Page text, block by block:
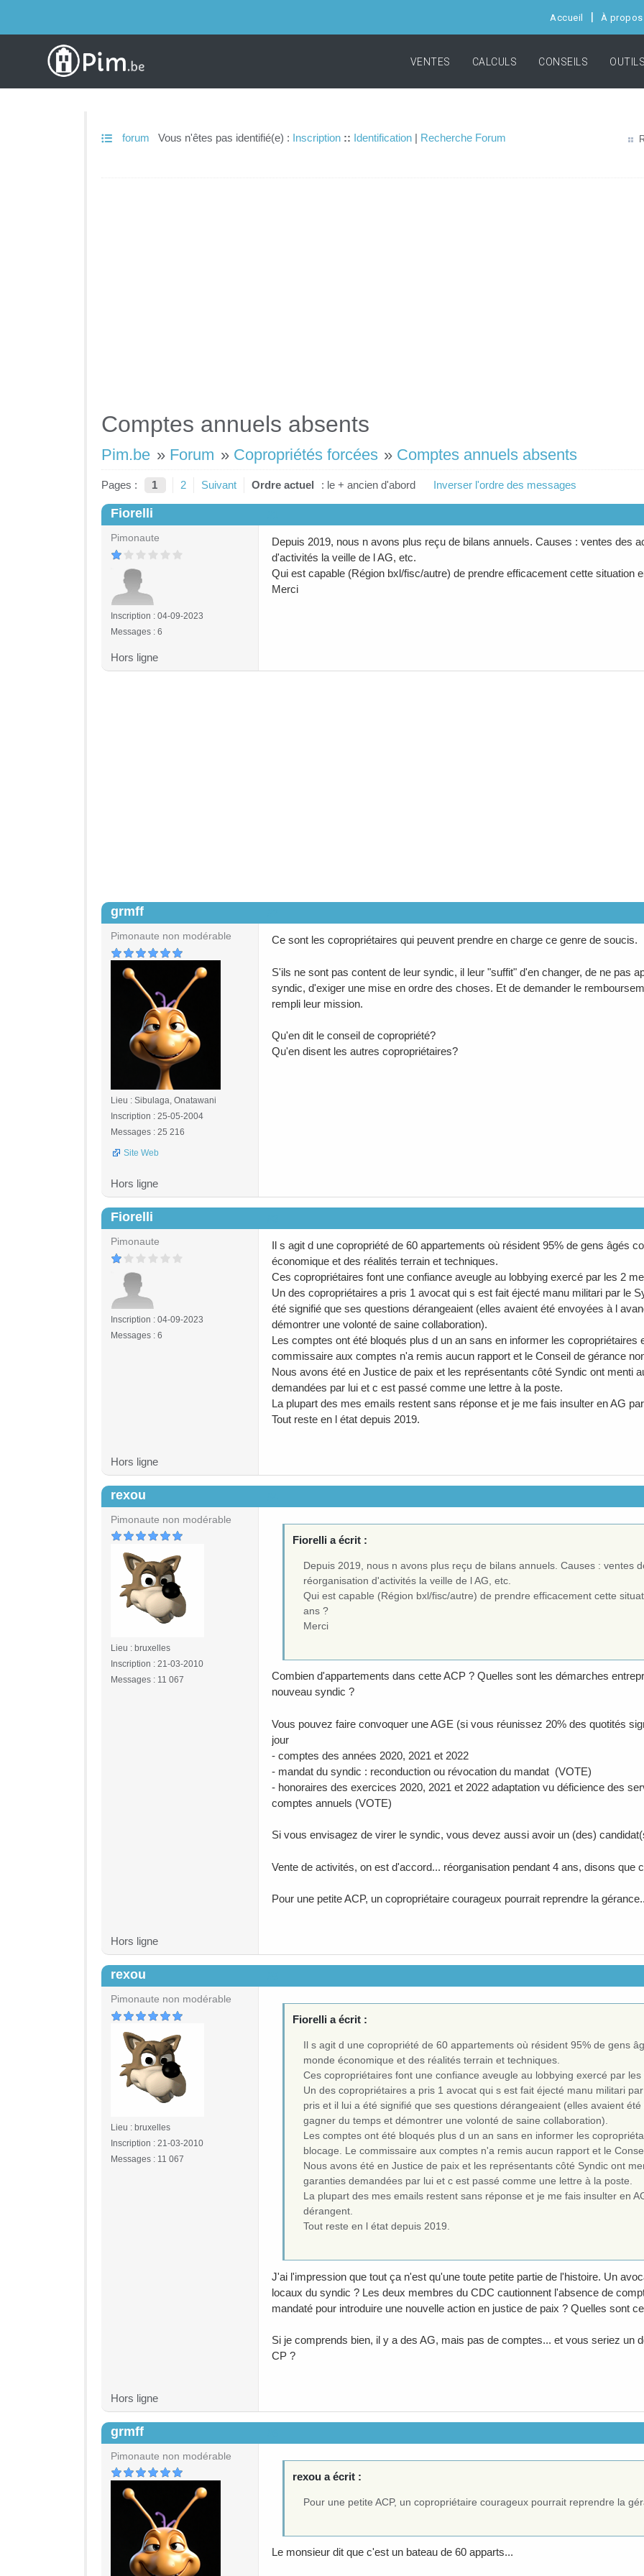
Accueil À propos
VENTES CALCULS CONSEILS OUTILS
forum Vous n'êtes pas identifié(e) : Inscription :: Identification | Recherche Forum
Comptes annuels absents
Pim.be » Forum » Copropriétés forcées » Comptes annuels absents
Pages : 1 2 Suivant Ordre actuel : le + ancien d'abord Inverser l'ordre des messages
Fiorelli
Pimonaute
Inscription : 04-09-2023
Messages : 6
Depuis 2019, nous n avons plus reçu de bilans annuels. Causes : ventes des
d'activités la veille de l AG, etc.
Qui est capable (Région bxl/fisc/autre) de prendre efficacement cette situation
Merci
Hors ligne
grmff
Pimonaute non modérable
Lieu : Sibulaga, Onatawani
Inscription : 25-05-2004
Messages : 25 216
Site Web
Ce sont les copropriétaires qui peuvent prendre en charge ce genre de soucis.
S'ils ne sont pas content de leur syndic, il leur "suffit" d'en changer, de ne pas
syndic, d'exiger une mise en ordre des choses. Et de demander le
rempli leur mission.
Qu'en dit le conseil de copropriété?
Qu'en disent les autres copropriétaires?
Hors ligne
Fiorelli
Pimonaute
Inscription : 04-09-2023
Messages : 6
Il s agit d une copropriété de 60 appartements où résident 95% de gens âgés
économique et des réalités terrain et techniques.
Ces copropriétaires font une confiance aveugle au lobbying exercé par les 2
Un des copropriétaires a pris 1 avocat qui s est fait éjecté manu militari par le
été signifié que ses questions dérangeaient (elles avaient été envoyées à l
démontrer une volonté de saine collaboration).
Les comptes ont été bloqués plus d un an sans en informer les copropriétaires
commissaire aux comptes n'a remis aucun rapport et le Conseil de gérance
Nous avons été en Justice de paix et les représentants côté Syndic ont menti
demandées par lui et c est passé comme une lettre à la poste.
La plupart des mes emails restent sans réponse et je me fais insulter en AG
Tout reste en l état depuis 2019.
Hors ligne
rexou
Pimonaute non modérable
Lieu : bruxelles
Inscription : 21-03-2010
Messages : 11 067
Fiorelli a écrit :
Depuis 2019, nous n avons plus reçu de bilans annuels. Causes : ventes
réorganisation d'activités la veille de l AG, etc.
Qui est capable (Région bxl/fisc/autre) de prendre efficacement cette
ans ?
Merci
Combien d'appartements dans cette ACP ? Quelles sont les démarches
nouveau syndic ?
Vous pouvez faire convoquer une AGE (si vous réunissez 20% des quotités
jour
- comptes des années 2020, 2021 et 2022
- mandat du syndic : reconduction ou révocation du mandat (VOTE)
- honoraires des exercices 2020, 2021 et 2022 adaptation vu déficience des
comptes annuels (VOTE)
Si vous envisagez de virer le syndic, vous devez aussi avoir un (des)
Vente de activités, on est d'accord... réorganisation pendant 4 ans, disons que
Pour une petite ACP, un copropriétaire courageux pourrait reprendre la
Hors ligne
rexou
Pimonaute non modérable
Lieu : bruxelles
Inscription : 21-03-2010
Messages : 11 067
Fiorelli a écrit :
Il s agit d une copropriété de 60 appartements où résident 95% de gens
monde économique et des réalités terrain et techniques.
Ces copropriétaires font une confiance aveugle au lobbying exercé par
Un des copropriétaires a pris 1 avocat qui s est fait éjecté manu militari
pris et il lui a été signifié que ses questions dérangeaient (elles avaient
gagner du temps et démontrer une volonté de saine collaboration).
Les comptes ont été bloqués plus d un an sans en informer les
blocage. Le commissaire aux comptes n'a remis aucun rapport et le
Nous avons été en Justice de paix et les représentants côté Syndic ont
garanties demandées par lui et c est passé comme une lettre à la poste.
La plupart des mes emails restent sans réponse et je me fais insulter en
dérangent.
Tout reste en l état depuis 2019.
J'ai l'impression que tout ça n'est qu'une toute petite partie de l'histoire. Un
locaux du syndic ? Les deux membres du CDC cautionnent l'absence de
mandaté pour introduire une nouvelle action en justice de paix ? Quelles sont
Si je comprends bien, il y a des AG, mais pas de comptes... et vous seriez un
CP ?
Hors ligne
grmff
Pimonaute non modérable
rexou a écrit :
Pour une petite ACP, un copropriétaire courageux pourrait reprendre la
Le monsieur dit que c'est un bateau de 60 apparts...